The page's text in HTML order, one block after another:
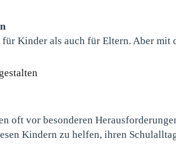
Kinder als auch für Eltern. Aber
vor besonderen
Kindern zu helfen, ihren